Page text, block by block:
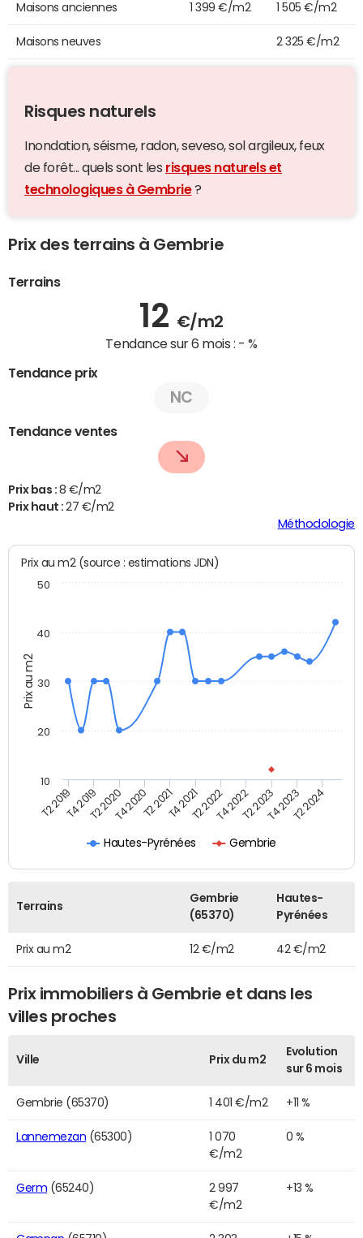
Maisons anciennes 1 399 €/m2 1 505 €/m2
Maisons neuves 2 325 €/m2
Risques naturels
Inondation, séisme, radon, seveso, sol argileux, feux
de forêt... quels sont les risques naturels et
technologiques à Gembrie?
Prix des terrains à Gembrie
Terrains
12 €/m2
Tendance sur 6 mois : - %
Tendance prix
NC
Tendance ventes
Prix bas : 8 €/m2
Prix haut :27 €/m2
Méthodologie
Prix au m2
Prix au m2 (source : estimations JDN)
Hautes-Pyrénées Gembrie
T2 2019T4 2019T2 2020T4 2020T2 2021T4 2021T2 2022T4 2022T2 2023T4 2023T2 2024
10
20
30
40
50
Terrains
Gembrie
(65370)
Hautes-
Pyrénées
Prix au m2 12 €/m2 42 €/m2
Prix immobiliers à Gembrie et dans les
villes proches
Ville Prix du m2
Evolution
sur 6 mois
Gembrie (65370) 1 401 €/m2 +11 %
Lannemezan (65300)
1 070
€/m2
0 %
Germ (65240)
2 997
€/m2
+13 %